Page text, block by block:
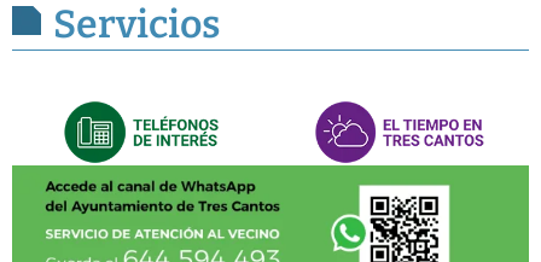
Servicios